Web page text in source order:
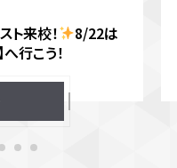
来校！
8/22は
行こう！